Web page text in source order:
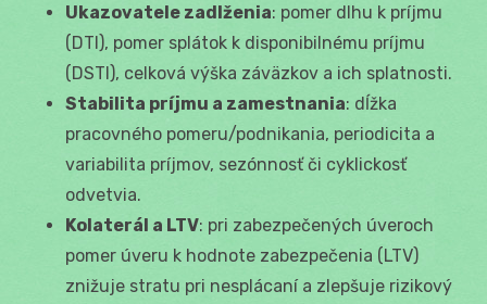
Ukazovatele zadlženia: pomer dlhu k príjmu
(DTI), pomer splátok k disponibilnému príjmu
(DSTI), celková výška záväzkov a ich splatnosti.
Stabilita príjmu a zamestnania: dĺžka
pracovného pomeru/podnikania, periodicita a
variabilita príjmov, sezónnosť či cyklickosť
odvetvia.
Kolaterál a LTV: pri zabezpečených úveroch
pomer úveru k hodnote zabezpečenia (LTV)
znižuje stratu pri nesplácaní a zlepšuje rizikový